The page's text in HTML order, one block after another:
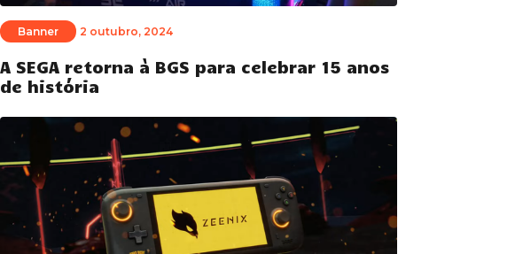
Banner 2 outubro, 2024
A SEGA retorna à BGS para celebrar 15 anos
de história